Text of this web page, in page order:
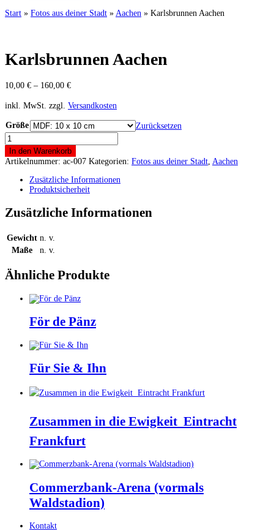
Start » Fotos aus deiner Stadt » Aachen » Karlsbrunnen Aachen
Karlsbrunnen Aachen
10,00 € – 160,00 €
inkl. MwSt. zzgl. Versandkosten
Größe
Zurücksetzen
Karlsbrunnen
Aachen
Menge
In den Warenkorb
Artikelnummer: ac-007 Kategorien: Fotos aus deiner Stadt, Aachen
Zusätzliche Informationen
Produktsicherheit
Zusätzliche Informationen
Gewicht n. v.
Maße
n. v.
Ähnliche Produkte
För de Pänz
Dieses
weist
mehrere
auf.
können
der
gewählt
werden
Für Sie & Ihn
Dieses
mehrere
Varianten
auf.
Die
Optionen
können
der
Produktseite
gewählt
Zusammen in die Ewigkeit  Eintracht
Frankfurt
Dieses
weist
mehrere
Varianten
auf.
Die
Commerzbank-Arena (vormals
Waldstadion)
Dieses
Kontakt